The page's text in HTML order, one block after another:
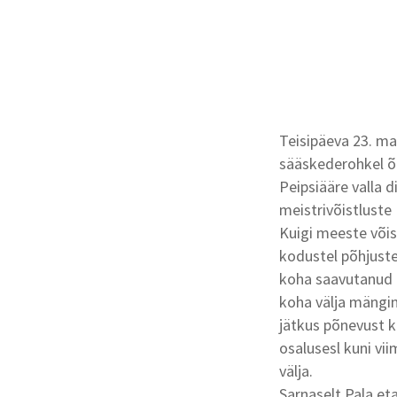
Teisipäeva 23.
sääskederohkel
Peipsiääre valla
meistrivõistluste
Kuigi meeste
kodustel
koha
koha välja
jätkus põnevust
osalusesl kuni
välja.